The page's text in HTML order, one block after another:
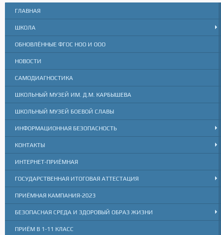
ГЛАВНАЯ
ШКОЛА
ОБНОВЛЁННЫЕ ФГОС НОО И ООО
НОВОСТИ
САМОДИАГНОСТИКА
ШКОЛЬНЫЙ МУЗЕЙ ИМ. Д.М. КАРБЫШЕВА
ШКОЛЬНЫЙ МУЗЕЙ БОЕВОЙ СЛАВЫ
ИНФОРМАЦИОННАЯ БЕЗОПАСНОСТЬ
КОНТАКТЫ
ИНТЕРНЕТ-ПРИЁМНАЯ
ГОСУДАРСТВЕННАЯ ИТОГОВАЯ АТТЕСТАЦИЯ
ПРИЁМНАЯ КАМПАНИЯ-2023
БЕЗОПАСНАЯ СРЕДА И ЗДОРОВЫЙ ОБРАЗ ЖИЗНИ
ПРИЁМ В 1-11 КЛАСС